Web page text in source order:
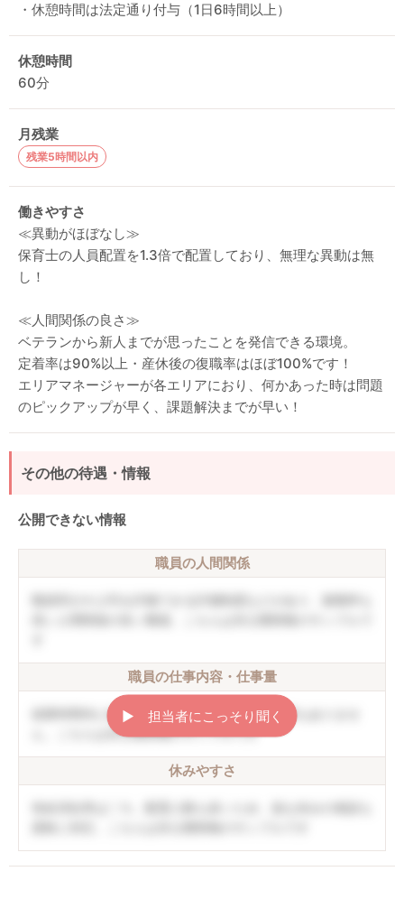
・休憩時間は法定通り付与（1日6時間以上）
休憩時間
60分
月残業
残業5時間以内
働きやすさ
≪異動がほぼなし≫
保育士の人員配置を1.3倍で配置しており、無理な異動は無
し！
≪人間関係の良さ≫
ベテランから新人までが思ったことを発信できる環境。
定着率は90%以上・産休後の復職率はほぼ100%です！
エリアマネージャーが各エリアにおり、何かあった時は問題
のピックアップが早く、課題解決までが早い！
その他の待遇・情報
公開できない情報
職員の人間関係
職員の仕事内容・仕事量
就業時間内に終わることができ、持ち帰り仕事もありませ
ん。こちらは非公開情報のサンプルです
休みやすさ
▶︎ 担当者にこっそり聞く